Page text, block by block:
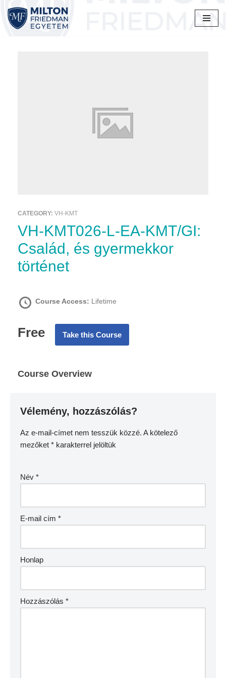
Skip
CATEGORY: VH-KMT
VH-KMT026-L-EA-KMT/GI:
Család, és gyermekkor
történet
Course Access: Lifetime
Free Take this Course
Course Overview
Vélemény, hozzászólás?
Az e-mail-címet nem tesszük közzé. A kötelező
mezőket * karakterrel jelöltük
Név *
E-mail cím *
Honlap
Hozzászólás *